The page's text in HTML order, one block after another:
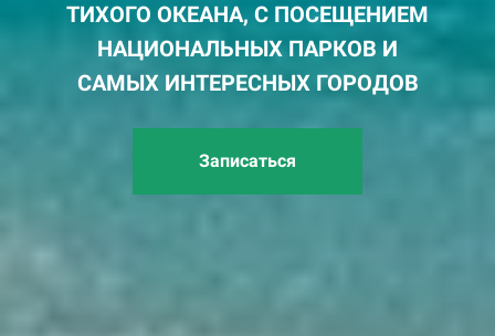
ТИХОГО ОКЕАНА, С ПОСЕЩЕНИЕМ
НАЦИОНАЛЬНЫХ ПАРКОВ И
САМЫХ ИНТЕРЕСНЫХ ГОРОДОВ
Записаться